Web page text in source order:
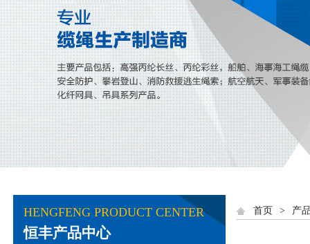
HENGFENG PRODUCT CENTER
恒丰产品中心
首页 > 产